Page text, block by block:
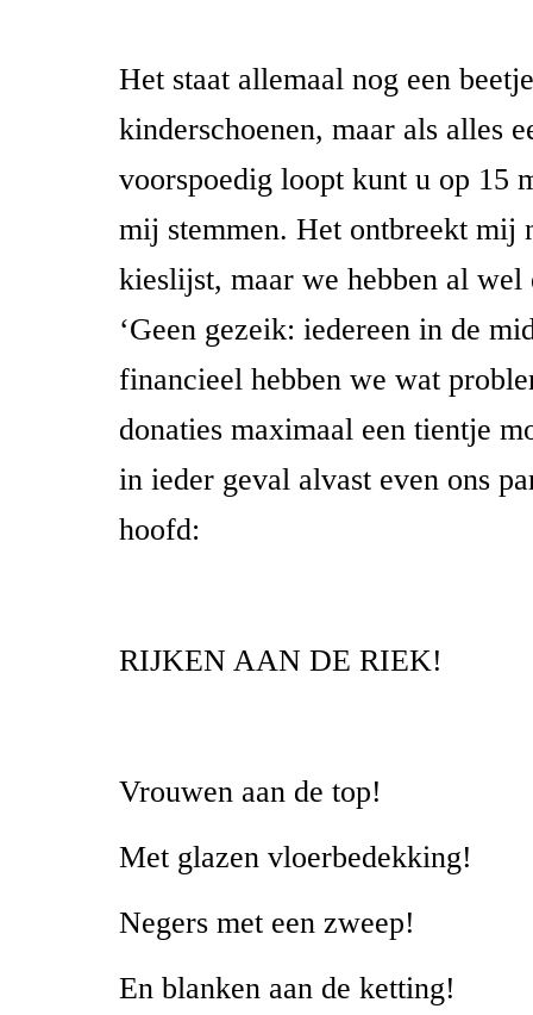
Het staat allemaal nog een
kinderschoenen, maar als alles
voorspoedig loopt kunt u op 15
mij stemmen. Het ontbreekt mij
kieslijst, maar we hebben al wel
‘Geen gezeik: iedereen in de
financieel hebben we wat
donaties maximaal een tientje
in ieder geval alvast even ons
hoofd:
RIJKEN AAN DE RIEK!
Vrouwen aan de top!
Met glazen vloerbedekking!
Negers met een zweep!
En blanken aan de ketting!